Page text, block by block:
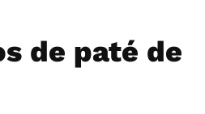
de paté de